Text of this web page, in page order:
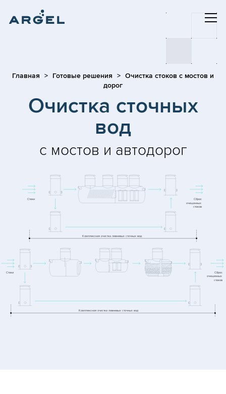
Главная Готовые решения
Очистка стоков с мостов и
дорог
Очистка сточных
вод
с мостов и автодорог